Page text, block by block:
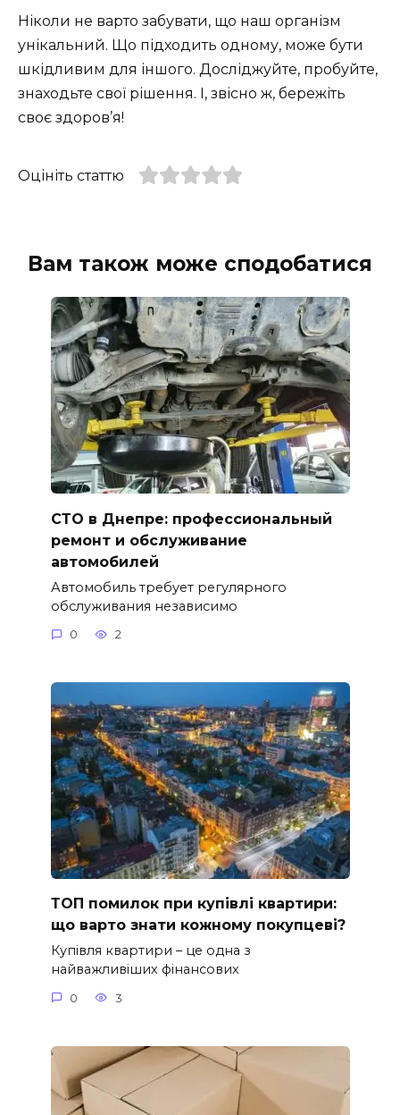
Ніколи не варто забувати, що наш організм
унікальний. Що підходить одному, може бути
шкідливим для іншого. Досліджуйте, пробуйте,
знаходьте свої рішення. І, звісно ж, бережіть
своє здоров’я!
Оцініть статтю
Вам також може сподобатися
СТО в Днепре: профессиональный
ремонт и обслуживание
автомобилей
Автомобиль требует регулярного
обслуживания независимо
0 2
ТОП помилок при купівлі квартири:
що варто знати кожному покупцеві?
Купівля квартири – це одна з
найважливіших фінансових
0 3